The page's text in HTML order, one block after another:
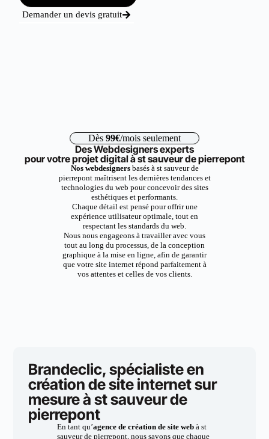
Demander un devis gratuit
Dès 99€/mois seulement
Des Webdesigners experts
pour votre projet digital à st sauveur de pierrepont
Nos webdesignersbasés à st sauveur de
pierrepont maîtrisent les dernières tendances et
technologies du web pour concevoir des sites
esthétiques et performants.
Chaque détail est pensé pour offrir une
expérience utilisateur optimale, tout en
respectant les standards du web.
Nous nous engageons à travailler avec vous
tout au long du processus, de la conception
graphique à la mise en ligne, afin de garantir
que votre site internet répond parfaitement à
vos attentes et celles de vos clients.
Brandeclic, spécialiste en
création de site internet sur
mesure à st sauveur de
pierrepont
En tant qu’agence de création de site webà st
sauveur de pierrepont, nous savons que chaque